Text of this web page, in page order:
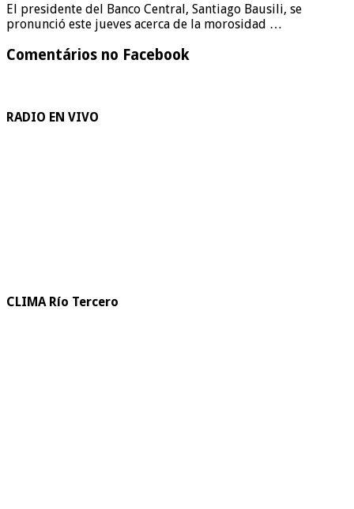
El presidente del Banco Central, Santiago Bausili, se
pronunció este jueves acerca de la morosidad …
Comentários no Facebook
RADIO EN VIVO
CLIMA Río Tercero